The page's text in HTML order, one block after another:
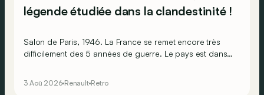
légende étudiée dans la clandestinité !
Salon de Paris, 1946. La France se remet encore très
difficilement des 5 années de guerre. Le pays est dans
fixe, car sur le stand Renault, il y a la promesse de
3 Aoû 2026 Renault Retro